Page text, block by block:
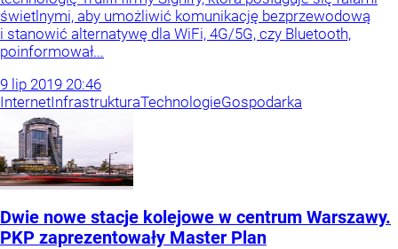
świetlnymi, aby umożliwić komunikację bezprzewodową
i stanowić alternatywę dla WiFi, 4G/5G, czy Bluetooth,
poinformował...
9 lip 2019 20:46
InternetInfrastrukturaTechnologieGospodarka
Dwie nowe stacje kolejowe w centrum Warszawy.
PKP zaprezentowały Master Plan